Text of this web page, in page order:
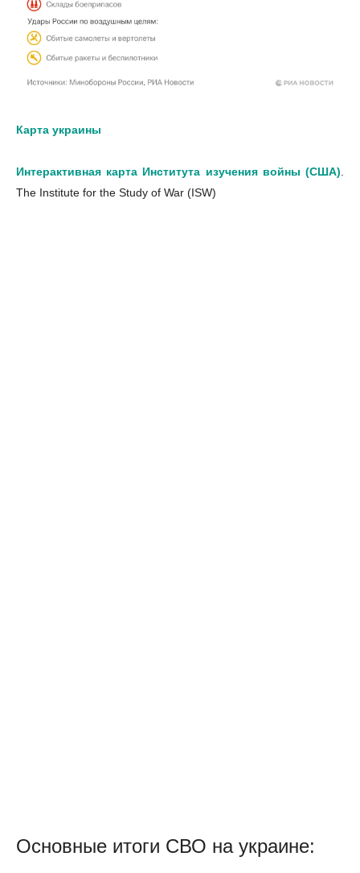
Карта украины
Интерактивная карта Института изучения войны (США).
The Institute for the Study of War (ISW)
Основные итоги СВО на украине: